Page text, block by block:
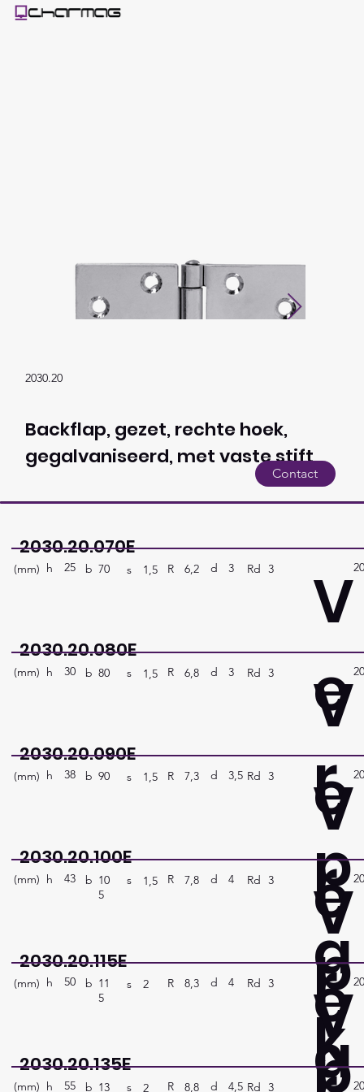
2030.20
Backflap, gezet, rechte hoek,
gegalvaniseerd, met vaste stift
Contact
2030.20.070E
(mm) 25
h b 70 s 1,5 R 6,2 d 3 Rd 3
V
e
r
p
a
k
2030.20.080E
(mm) 30
h b 80 s 1,5 R 6,8 d 3 Rd 3
V
e
r
p
a
2030.20.090E
(mm) 38
h b 90 s 1,5 R 7,3 d 3,5 Rd 3
V
e
r
p
2030.20.100E
(mm) 43
h b 10
5
s 1,5 R 7,8 d 4 Rd 3
V
e
2030.20.115E
(mm) 50
h b 11
5
s 2 R 8,3 d 4 Rd 3
V
2030.20.135E
(mm) 55
h b 13
s 2 R 8,8 d 4,5 Rd 3